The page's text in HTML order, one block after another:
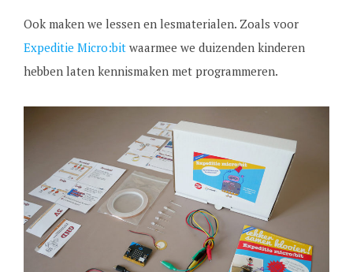
Ook maken we lessen en lesmaterialen. Zoals voor
Expeditie Micro:bitwaarmee we duizenden kinderen
hebben laten kennismaken met programmeren.